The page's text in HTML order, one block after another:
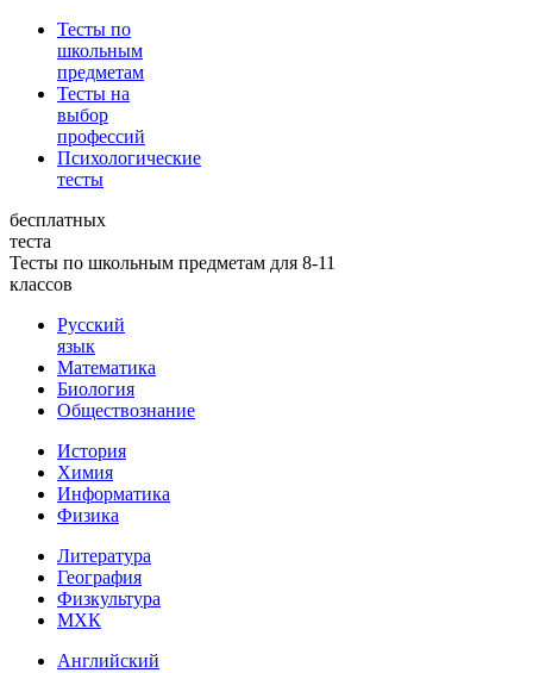
Тесты по
школьным
предметам
Тесты на
выбор
профессий
Психологические
тесты
бесплатных
теста
Тесты по школьным предметам для 8-11
классов
Русский
язык
Математика
Биология
Обществознание
История
Химия
Информатика
Физика
Литература
География
Физкультура
МХК
Английский